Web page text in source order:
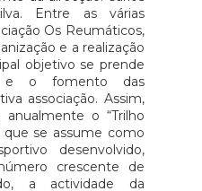
Entre as várias
Os Reumáticos,
e a realização
objetivo se prende
e o fomento das
associação. Assim,
anualmente o “Trilho
que se assume como
desenvolvido,
crescente de
a actividade da